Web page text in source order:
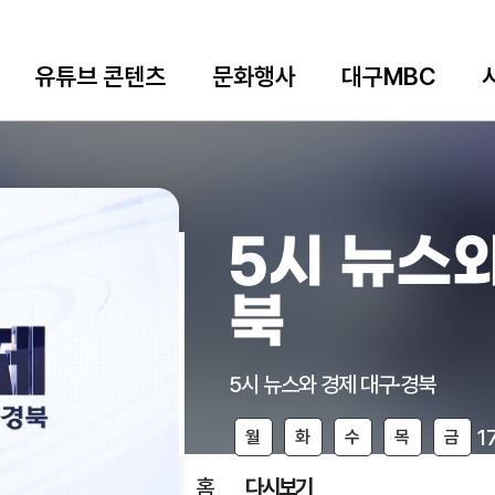
유튜브 콘텐츠 문화행사 대구MBC
5시 뉴스
북
5시 뉴스와 경제 대구·경북
월 화 수 목 금
홈
다시보기